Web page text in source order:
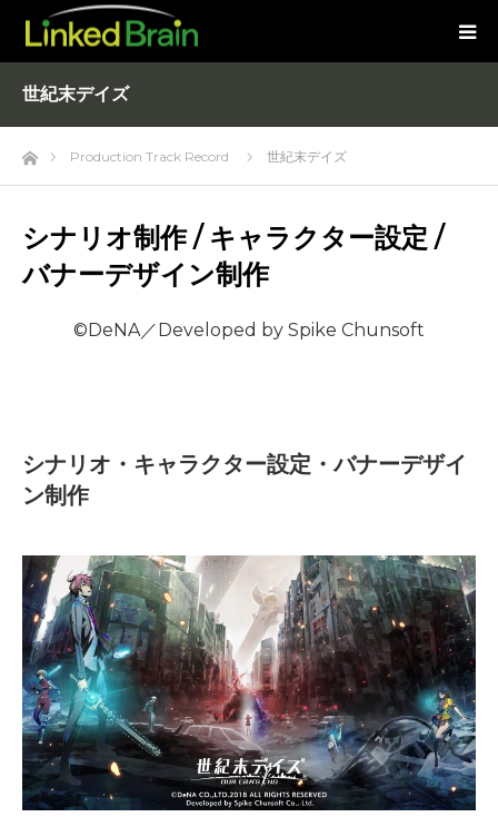
世紀末デイズ
HomeProduction Track Record 世紀末デイズ
シナリオ制作 / キャラクター設定 /
バナーデザイン制作
©DeNA／Developed by Spike Chunsoft
シナリオ・キャラクター設定・バナーデザイ
ン制作